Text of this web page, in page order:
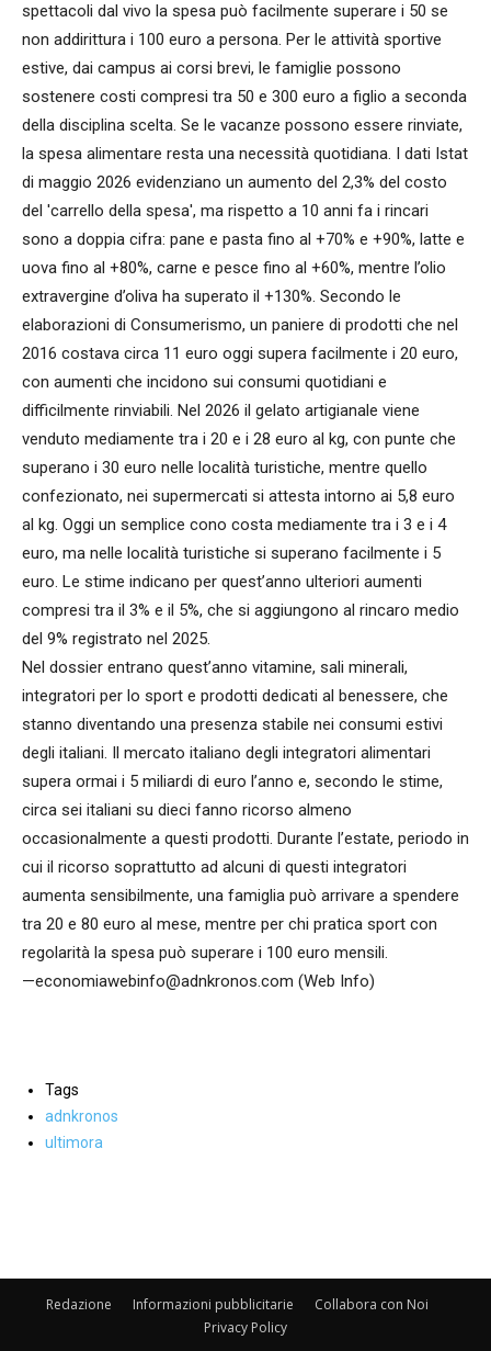
spettacoli dal vivo la spesa può facilmente superare i 50 se
non addirittura i 100 euro a persona. Per le attività sportive
estive, dai campus ai corsi brevi, le famiglie possono
sostenere costi compresi tra 50 e 300 euro a figlio a seconda
della disciplina scelta. Se le vacanze possono essere rinviate,
la spesa alimentare resta una necessità quotidiana. I dati Istat
di maggio 2026 evidenziano un aumento del 2,3% del costo
del 'carrello della spesa', ma rispetto a 10 anni fa i rincari
sono a doppia cifra: pane e pasta fino al +70% e +90%, latte e
uova fino al +80%, carne e pesce fino al +60%, mentre l’olio
extravergine d’oliva ha superato il +130%. Secondo le
elaborazioni di Consumerismo, un paniere di prodotti che nel
2016 costava circa 11 euro oggi supera facilmente i 20 euro,
con aumenti che incidono sui consumi quotidiani e
difficilmente rinviabili. Nel 2026 il gelato artigianale viene
venduto mediamente tra i 20 e i 28 euro al kg, con punte che
superano i 30 euro nelle località turistiche, mentre quello
confezionato, nei supermercati si attesta intorno ai 5,8 euro
al kg. Oggi un semplice cono costa mediamente tra i 3 e i 4
euro, ma nelle località turistiche si superano facilmente i 5
euro. Le stime indicano per quest’anno ulteriori aumenti
compresi tra il 3% e il 5%, che si aggiungono al rincaro medio
del 9% registrato nel 2025.
Nel dossier entrano quest’anno vitamine, sali minerali,
integratori per lo sport e prodotti dedicati al benessere, che
stanno diventando una presenza stabile nei consumi estivi
degli italiani. Il mercato italiano degli integratori alimentari
supera ormai i 5 miliardi di euro l’anno e, secondo le stime,
circa sei italiani su dieci fanno ricorso almeno
occasionalmente a questi prodotti. Durante l’estate, periodo in
cui il ricorso soprattutto ad alcuni di questi integratori
aumenta sensibilmente, una famiglia può arrivare a spendere
tra 20 e 80 euro al mese, mentre per chi pratica sport con
regolarità la spesa può superare i 100 euro mensili.
—economiawebinfo@adnkronos.com (Web Info)
Tags
adnkronos
ultimora
Redazione Informazioni pubblicitarie
Collabora con Noi
Privacy Policy